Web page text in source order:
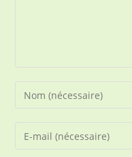
Enter
your
name
Enter
your